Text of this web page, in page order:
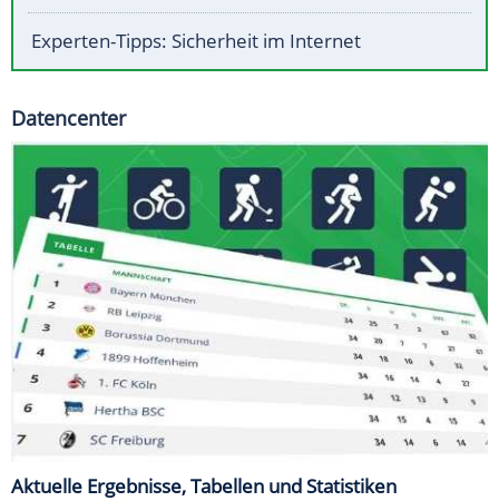
Experten-Tipps: Sicherheit im Internet
Datencenter
Aktuelle Ergebnisse, Tabellen und Statistiken